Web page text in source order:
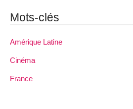
Mots-clés
Amérique Latine
Cinéma
France